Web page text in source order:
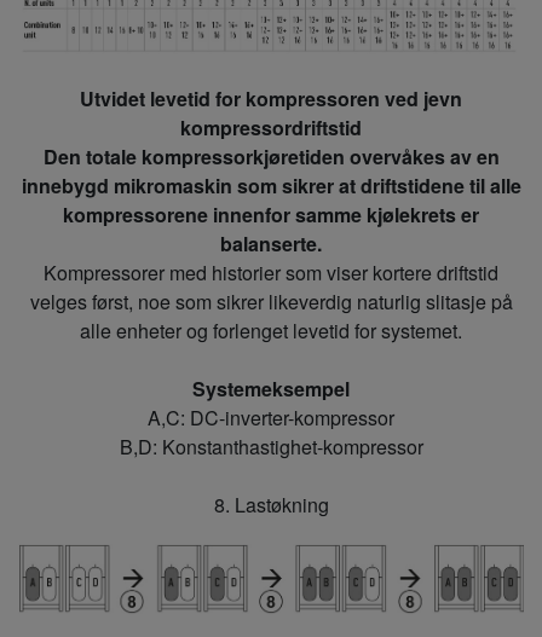
Utvidet levetid for kompressoren ved jevn
kompressordriftstid
Den totale kompressorkjøretiden overvåkes av en
innebygd mikromaskin som sikrer at driftstidene til alle
kompressorene innenfor samme kjølekrets er
balanserte.
Kompressorer med historier som viser kortere driftstid
velges først, noe som sikrer likeverdig naturlig slitasje på
alle enheter og forlenget levetid for systemet.
Systemeksempel
A,C: DC-inverter-kompressor
B,D: Konstanthastighet-kompressor
8. Lastøkning